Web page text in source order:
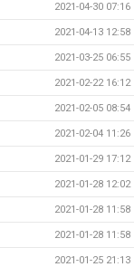
2021-04-30 07:16
2021-04-13 12:58
2021-03-25 06:55
2021-02-22 16:12
2021-02-05 08:54
2021-02-04 11:26
2021-01-29 17:12
2021-01-28 12:02
2021-01-28 11:58
2021-01-28 11:58
2021-01-25 21:13